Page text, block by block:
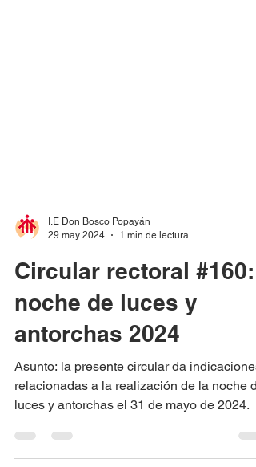
I.E Don Bosco Popayán
29 may 2024
1 min de lectura
Circular rectoral #160:
noche de luces y
antorchas 2024
Asunto: la presente circular da indicaciones
relacionadas a la realización de la noche